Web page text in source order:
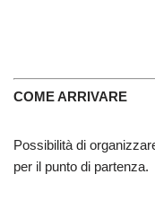
COME ARRIVARE
Possibilità di
per il punto di partenza.